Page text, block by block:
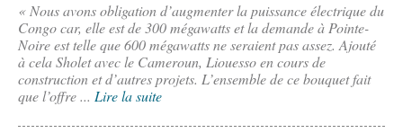
« Nous avons obligation d’augmenter la puissance électrique du
Congo car, elle est de 300 mégawatts et la demande à Pointe-
Noire est telle que 600 mégawatts ne seraient pas assez. Ajouté
à cela Sholet avec le Cameroun, Liouesso en cours de
construction et d’autres projets. L’ensemble de ce bouquet fait
que l’offre ... Lire la suite